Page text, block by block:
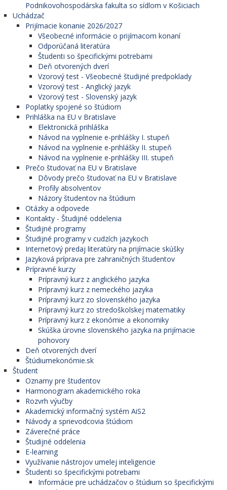
Podnikovohospodárska fakulta so sídlom v Košiciach
Uchádzač
Prijímacie konanie 2026/2027
Všeobecné informácie o prijímacom konaní
Odporúčaná literatúra
Študenti so špecifickými potrebami
Deň otvorených dverí
Vzorový test - Všeobecné študijné predpoklady
Vzorový test - Anglický jazyk
Vzorový test - Slovenský jazyk
Poplatky spojené so štúdiom
Prihláška na EU v Bratislave
Elektronická prihláška
Návod na vyplnenie e-prihlášky I. stupeň
Návod na vyplnenie e-prihlášky II. stupeň
Návod na vyplnenie e-prihlášky III. stupeň
Prečo študovať na EU v Bratislave
Dôvody prečo študovať na EU v Bratislave
Profily absolventov
Názory študentov na štúdium
Otázky a odpovede
Kontakty - Študijné oddelenia
Študijné programy
Študijné programy v cudzích jazykoch
Internetový predaj literatúry na prijímacie skúšky
Jazyková príprava pre zahraničných študentov
Prípravné kurzy
Prípravný kurz z anglického jazyka
Prípravný kurz z nemeckého jazyka
Prípravný kurz zo slovenského jazyka
Prípravný kurz zo stredoškolskej matematiky
Prípravný kurz z ekonómie a ekonomiky
Skúška úrovne slovenského jazyka na prijímacie
pohovory
Deň otvorených dverí
Štúdiumekonómie.sk
Študent
Oznamy pre študentov
Harmonogram akademického roka
Rozvrh výučby
Akademický informačný systém AiS2
Návody a sprievodcovia štúdiom
Záverečné práce
Študijné oddelenia
E-learning
Využívanie nástrojov umelej inteligencie
Študenti so špecifickými potrebami
Informácie pre uchádzačov o štúdium so špecifickými